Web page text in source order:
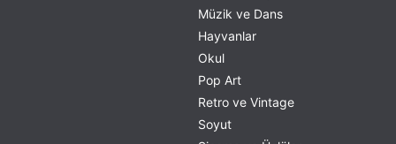
Müzik ve Dans
Hayvanlar
Okul
Pop Art
Retro ve Vintage
Soyut